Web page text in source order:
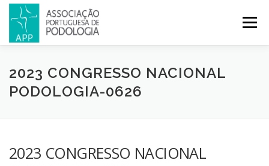
Menu
APP PODOLOGIA LICENCIATURA EM PODOLOGIA
CONGRESSOS REVISTA CONTACTOS
2023 CONGRESSO NACIONAL
PODOLOGIA-0626
2023 CONGRESSO NACIONAL